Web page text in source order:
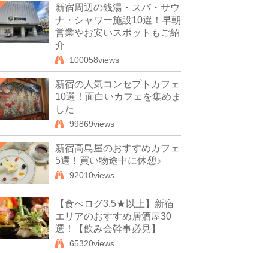
新宿周辺の銭湯・スパ・サウ
ナ・シャワー施設10選！早朝
営業やお安いスポットもご紹
介
100058views
新宿の人気コンセプトカフェ
10選！面白いカフェを集めま
した
99869views
新宿高島屋のおすすめカフェ
5選！買い物途中に休憩♪
92010views
【食べログ3.5★以上】新宿
エリアのおすすめ居酒屋30
選！【飲み会幹事必見】
65320views